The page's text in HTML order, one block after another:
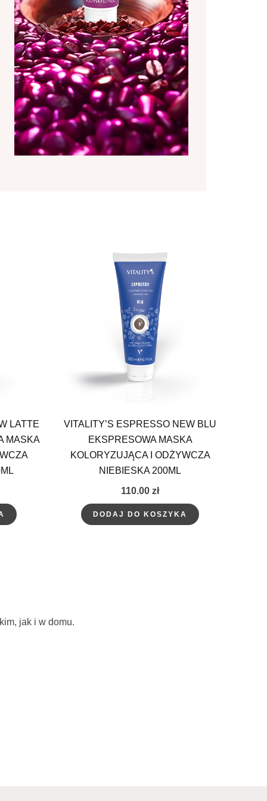
LATTE
MASKA
VITALITY’S ESPRESSO NEW BLU
EKSPRESOWA MASKA
KOLORYZUJĄCA I ODŻYWCZA
NIEBIESKA 200ML
110.00 zł
DODAJ DO KOSZYKA
jak i w domu.